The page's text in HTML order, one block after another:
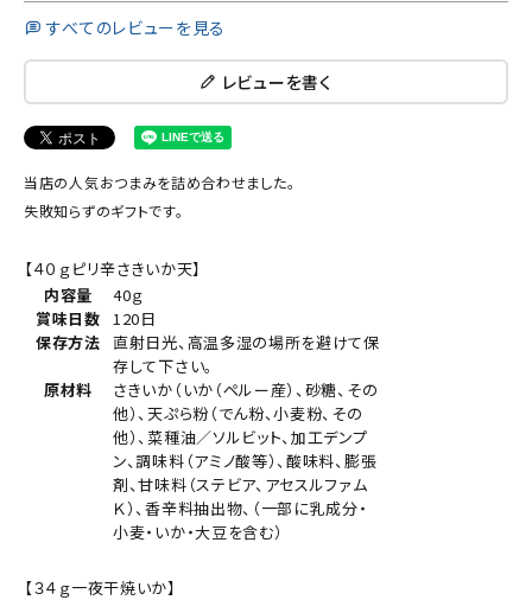
すべてのレビューを見る
レビューを書く
当店の人気おつまみを詰め合わせました。
失敗知らずのギフトです。
【４０ｇピリ辛さきいか天】
内容量
40ｇ
賞味日数
120日
保存方法 直射日光、高温多湿の場所を避けて保
存して下さい。
原材料
さきいか（いか（ペルー産）、砂糖、その
他）、天ぷら粉（でん粉、小麦粉、その
他）、菜種油／ソルビット、加工デンプ
ン、調味料（アミノ酸等）、酸味料、膨張
剤、甘味料（ステビア、アセスルファム
Ｋ）、香辛料抽出物、（一部に乳成分・
小麦・いか・大豆を含む）
【３４ｇ一夜干焼いか】